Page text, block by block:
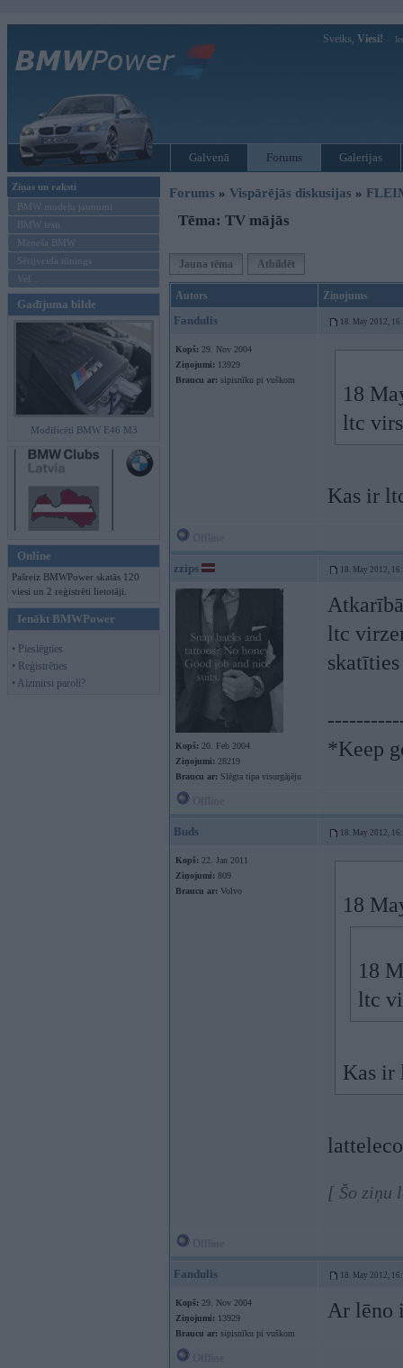
Sveiks, Viesi!
Galvenā Forums Galerijas
Ziņas un raksti
BMW modeļu jaunumi
BMW testi
Mēneša BMW
Sērijveida tūnings
Vel...
Gadījuma bilde
Modificēti BMW E46 M3
Online
Pašreiz BMWPower skatās 120
viesi un 2 reģistrēti lietotāji.
Ienākt BMWPower
• Pieslēgties
• Reģistrēties
• Aizmirsi paroli?
Forums » Vispārējās diskusijas »
Tēma: TV mājās
Jauna tēma Atbildēt
Autors Ziņojums
Fandulis 18. May 2012,
Kopš: 29. Nov 2004
Ziņojumi: 13929
Braucu ar: sipisnīku pi vuškom
18
ltc
Kas ir
zzips 18. May 2012,
Kopš: 20. Feb 2004
Ziņojumi: 28219
Braucu ar: Slēgta tipa visurgājēju
ltc
*Keep
Buds 18. May 2012,
Kopš: 22. Jan 2011
Ziņojumi: 809
Braucu ar: Volvo
18
18
ltc
Kas ir
[ Šo ziņu
Fandulis 18. May 2012,
Kopš: 29. Nov 2004
Ziņojumi: 13929
Braucu ar: sipisnīku pi vuškom
Ar lēno